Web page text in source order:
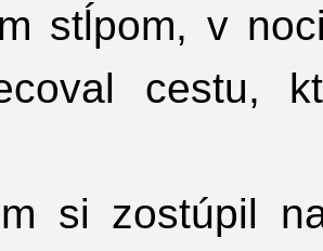
stĺpom, v
cestu,
si zostúpil